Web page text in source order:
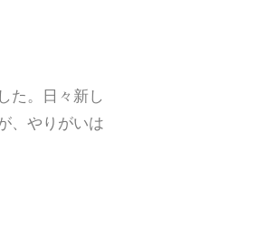
た。日々新し
、やりがいは